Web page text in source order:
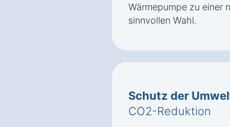
Wärmepumpe zu einer
sinnvollen Wahl.
Schutz der
CO2-Reduktion